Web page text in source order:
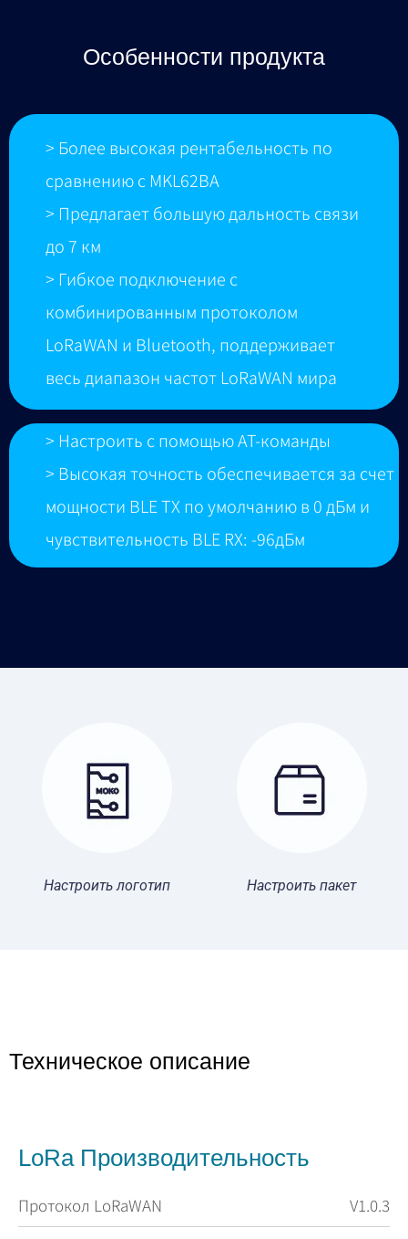
Особенности продукта
> Более высокая рентабельность по
сравнению с MKL62BA
> Предлагает большую дальность связи
до 7 км
> Гибкое подключение с
комбинированным протоколом
LoRaWAN и Bluetooth, поддерживает
весь диапазон частот LoRaWAN мира
> Настроить с помощью AT-команды
> Высокая точность обеспечивается за счет
мощности BLE TX по умолчанию в 0 дБм и
чувствительность BLE RX: -96дБм
Настроить логотип
Настроить пакет
Техническое описание
LoRa Производительность
Протокол LoRaWAN
V1.0.3